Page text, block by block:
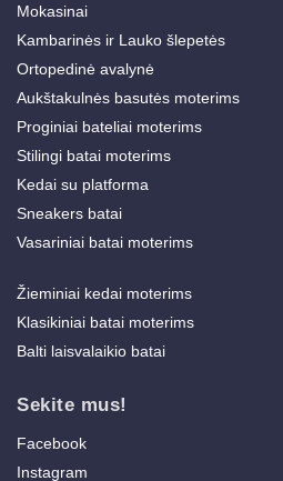
Mokasinai
Kambarinės ir Lauko šlepetės
Ortopedinė avalynė
Aukštakulnės basutės moterims
Proginiai bateliai moterims
Stilingi batai moterims
Kedai su platforma
Sneakers batai
Vasariniai batai moterims
Žieminiai kedai moterims
Klasikiniai batai moterims
Balti laisvalaikio batai
Sekite mus!
Facebook
Instagram